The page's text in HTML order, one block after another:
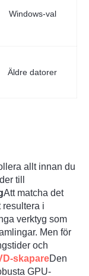
Windows-val
Äldre datorer
allt innan du
till
Att matcha det
resultera i
verktyg som
Men för
och
skapareDen
GPU-